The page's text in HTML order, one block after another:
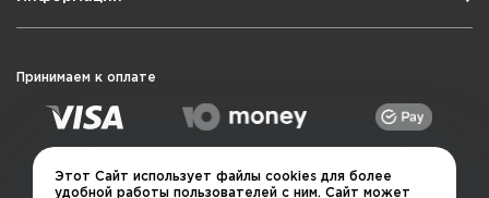
Принимаем к оплате
Этот Сайт использует файлы cookies для более
удобной работы пользователей с ним. Сайт может